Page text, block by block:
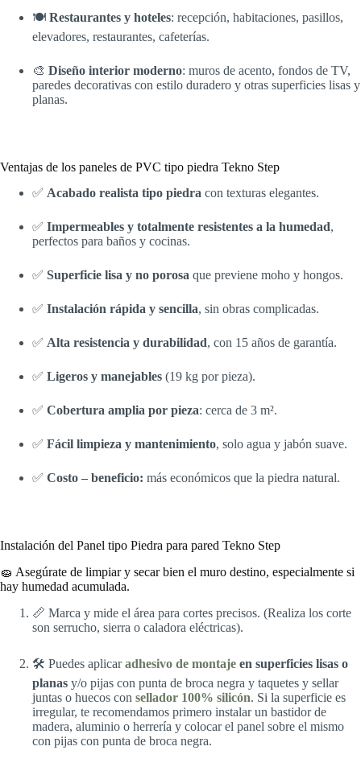
🍽️ Restaurantes y hoteles: recepción, habitaciones, pasillos,
elevadores, restaurantes, cafeterías.
🎨 Diseño interior moderno: muros de acento, fondos de TV,
paredes decorativas con estilo duradero y otras superficies lisas y
planas.
Ventajas de los paneles de PVC tipo piedra Tekno Step
✅ Acabado realista tipo piedra con texturas elegantes.
✅ Impermeables y totalmente resistentes a la humedad,
perfectos para baños y cocinas.
✅ Superficie lisa y no porosa que previene moho y hongos.
✅ Instalación rápida y sencilla, sin obras complicadas.
✅ Alta resistencia y durabilidad, con 15 años de garantía.
✅ Ligeros y manejables (19 kg por pieza).
✅ Cobertura amplia por pieza: cerca de 3 m².
✅ Fácil limpieza y mantenimiento, solo agua y jabón suave.
✅ Costo – beneficio: más económicos que la piedra natural.
Instalación del Panel tipo Piedra para pared Tekno Step
🧽 Asegúrate de limpiar y secar bien el muro destino, especialmente si
hay humedad acumulada.
📏 Marca y mide el área para cortes precisos. (Realiza los corte
son serrucho, sierra o caladora eléctricas).
🛠️ Puedes aplicaradhesivo de montaje en superficies lisas o
planas y/o pijas con punta de broca negra y taquetes y sellar
juntas o huecos con sellador 100% silicón. Si la superficie es
irregular, te recomendamos primero instalar un bastidor de
madera, aluminio o herrería y colocar el panel sobre el mismo
con pijas con punta de broca negra.